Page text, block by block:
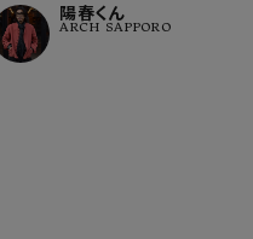
陽春くん
ARCH SAPPORO